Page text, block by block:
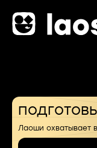
Лаоши охватывает